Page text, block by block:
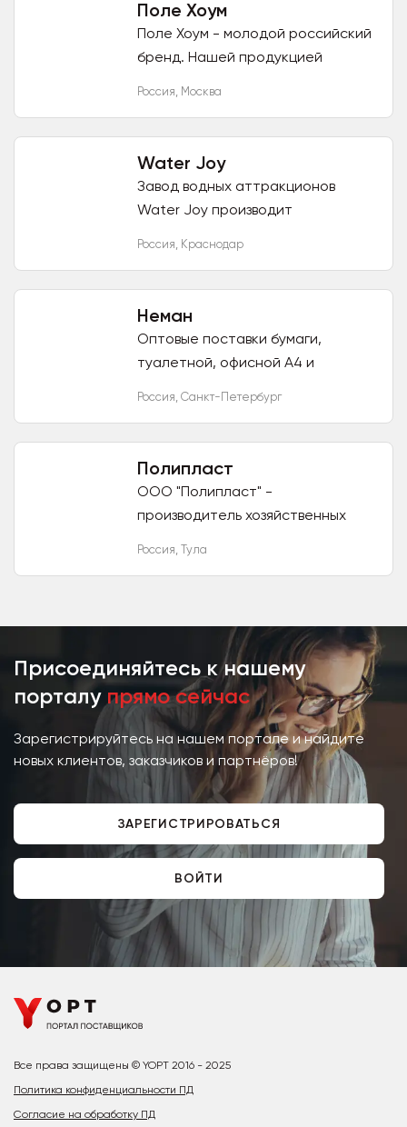
Поле Хоум
Поле Хоум - молодой российский
бренд. Нашей продукцией
Россия, Москва
Water Joy
Завод водных аттракционов
Water Joy производит
очистки: бассейнов, пленки
Россия, Краснодар
Неман
Оптовые поставки бумаги,
туалетной, офисной А4 и
уборки и наведения чистоты,
Россия, Санкт-Петербург
Полипласт
ООО "Полипласт" -
производитель хозяйственных
поставщик. Мы работаем с
Россия, Тула
Присоединяйтесь к нашему
порталу прямо сейчас
Зарегистрируйтесь на нашем портале и найдите
новых клиентов, заказчиков и партнёров!
ЗАРЕГИСТРИРОВАТЬСЯ
ВОЙТИ
Все права защищены © YOPT 2016 - 2025
Политика конфиденциальности ПД
Согласие на обработку ПД